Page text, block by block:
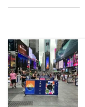
COLUMN
コラム